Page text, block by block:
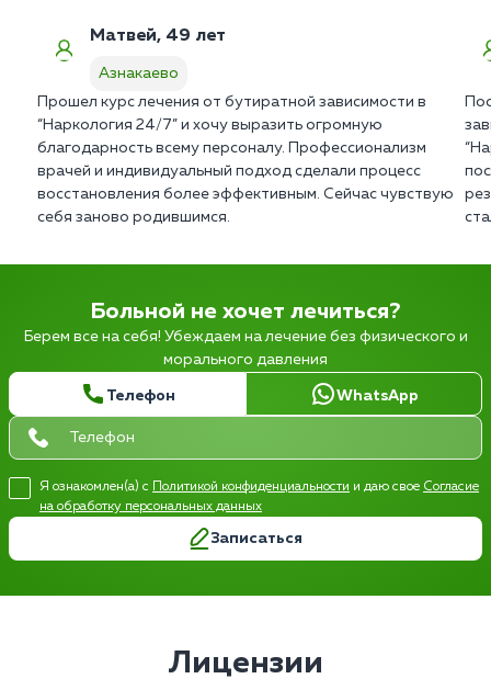
Матвей, 49 лет
Азнакаево
Прошел курс лечения от бутиратной зависимости в
“Наркология 24/7” и хочу выразить огромную
благодарность всему персоналу. Профессионализм
врачей и индивидуальный подход сделали процесс
восстановления более эффективным. Сейчас чувствую
себя заново родившимся.
Больной не хочет лечиться?
Берем все на себя! Убеждаем на лечение без физического и
морального давления
Телефон WhatsApp
Я ознакомлен(а) с Политикой конфиденциальности и даю свое Согласие
на обработку персональных данных
Записаться
Лицензии